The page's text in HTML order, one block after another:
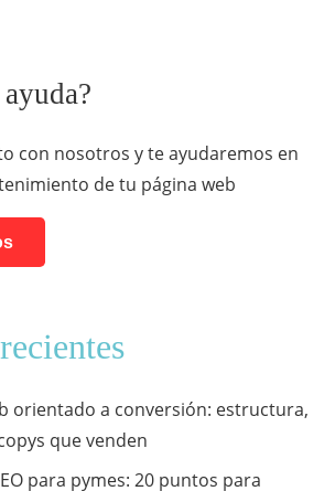
con nosotros y te ayudaremos en
de tu página web
orientado a conversión: estructura,
que venden
para pymes: 20 puntos para